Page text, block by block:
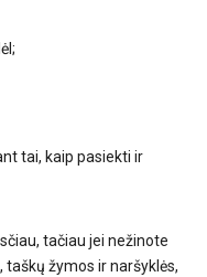
tai, kaip pasiekti ir
tačiau jei nežinote
žymos ir naršyklės,